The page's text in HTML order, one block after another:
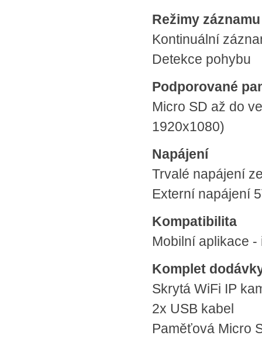
Režimy záznamu
Kontinuální
Detekce pohybu
Podporované
Micro SD až do
1920x1080)
Napájení
Trvalé napájení
Externí napájení
Kompatibilita
Mobilní aplikace -
Komplet
Skrytá WiFi IP
2x USB kabel
Paměťová Micro